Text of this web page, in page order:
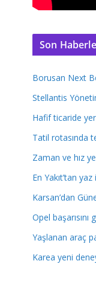
Son
Borusan Next
Stellantis
Hafif ticaride
Tatil rotasında
Zaman ve hız
En Yakıt’tan
Karsan’dan
Opel başarısını
Yaşlanan araç
Karea yeni